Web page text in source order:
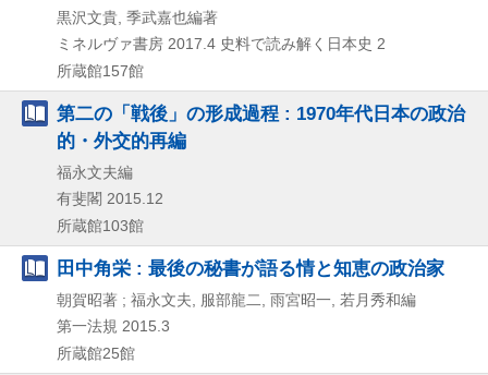
黒沢文貴, 季武嘉也編著
ミネルヴァ書房 2017.4 史料で読み解く日本史 2
所蔵館157館
第二の「戦後」の形成過程 : 1970年代日本の政治
的・外交的再編
福永文夫編
有斐閣 2015.12
所蔵館103館
田中角栄 : 最後の秘書が語る情と知恵の政治家
朝賀昭著 ; 福永文夫, 服部龍二, 雨宮昭一, 若月秀和編
第一法規 2015.3
所蔵館25館